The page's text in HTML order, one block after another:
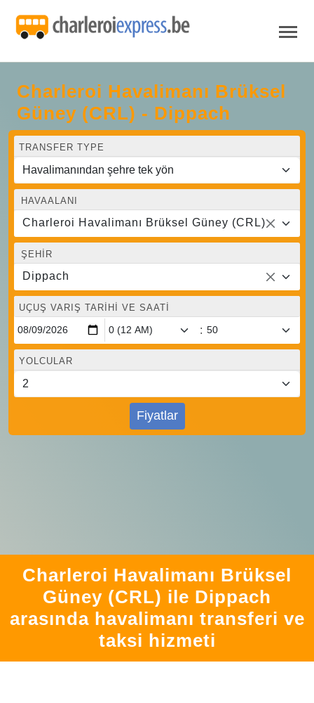
Charleroi Havalimanı Brüksel
Güney (CRL) - Dippach
TRANSFER TYPE
HAVAALANI
Charleroi Havalimanı Brüksel Güney (CRL)
ŞEHIR
Dippach
UÇUŞ VARIŞ TARIHI VE SAATI
:
YOLCULAR
Fiyatlar
Charleroi Havalimanı Brüksel
Güney (CRL) ile Dippach
arasında havalimanı transferi ve
taksi hizmeti